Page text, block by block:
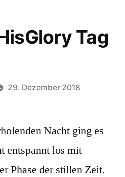
Tag
29. Dezember 2018
Nacht ging es
entspannt los mit
Phase der stillen Zeit.